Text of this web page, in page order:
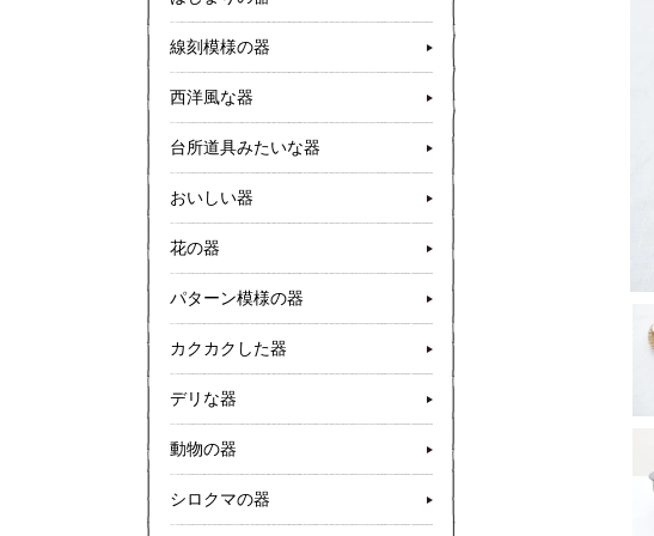
線刻模様の器
西洋風な器
台所道具みたいな器
おいしい器
花の器
パターン模様の器
カクカクした器
デリな器
動物の器
シロクマの器